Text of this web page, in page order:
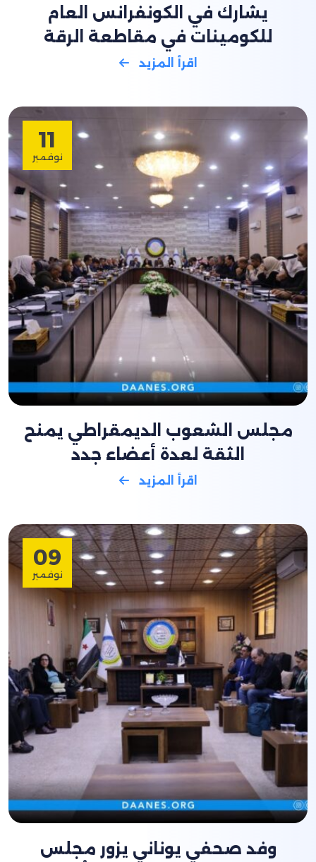
يشارك في الكونفرانس العام
للكومينات في مقاطعة الرقة
اقرأ المزيد
11
نوفمبر
مجلس الشعوب الديمقراطي يمنح
الثقة لعدة أعضاء جدد
اقرأ المزيد
09
نوفمبر
وفد صحفي يوناني يزور مجلس